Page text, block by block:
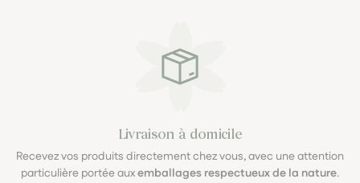
Livraison à domicile
Recevez vos produits directement chez vous, avec une attention
particulière portée auxemballages respectueux de la nature.